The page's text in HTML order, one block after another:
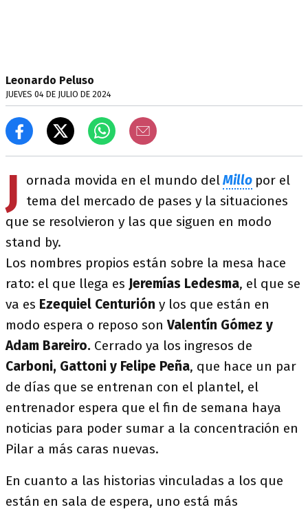
Leonardo Peluso
JUEVES 04 DE JULIO DE 2024
J ornada movida en el mundo delMillo por el
tema del mercado de pases y la situaciones
que se resolvieron y las que siguen en modo
stand by.
Los nombres propios están sobre la mesa hace
rato: el que llega es Jeremías Ledesma, el que se
va es Ezequiel Centurión y los que están en
modo espera o reposo sonValentín Gómez y
Adam Bareiro. Cerrado ya los ingresos de
Carboni, Gattoni y Felipe Peña, que hace un par
de días que se entrenan con el plantel, el
entrenador espera que el fin de semana haya
noticias para poder sumar a la concentración en
Pilar a más caras nuevas.
En cuanto a las historias vinculadas a los que
están en sala de espera, uno está más